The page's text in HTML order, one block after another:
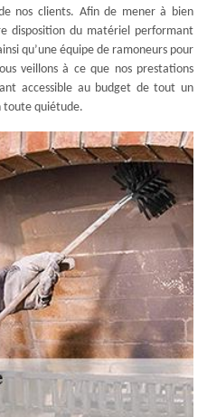
nos clients. Afin de mener à bien
disposition du matériel performant
qu’une équipe de ramoneurs pour
veillons à ce que nos prestations
accessible au budget de tout un
toute quiétude.